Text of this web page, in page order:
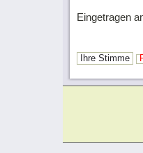
Eingetragen
Ihre Stimme